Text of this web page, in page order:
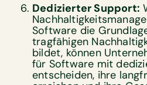
Dedizierter Support:
Software die
tragfähigen
bildet, können
für Software mit
entscheiden, ihre